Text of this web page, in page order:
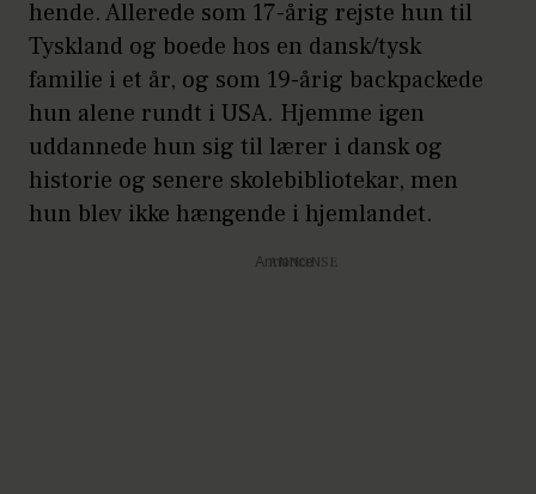
hende. Allerede som 17-årig rejste hun til
Tyskland og boede hos en dansk/tysk
familie i et år, og som 19-årig backpackede
hun alene rundt i USA. Hjemme igen
uddannede hun sig til lærer i dansk og
historie og senere skolebibliotekar, men
hun blev ikke hængende i hjemlandet.
Annonce